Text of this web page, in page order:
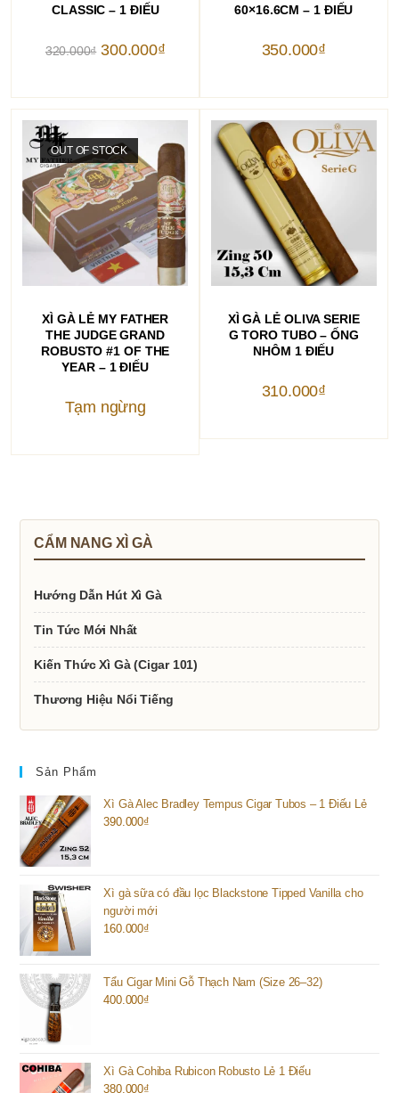
CLASSIC – 1 ĐIẾU
320.000₫ Giá
gốc
300.000₫Giá
300.000₫.
60×16.6CM – 1 ĐIẾU
350.000₫
OUT OF STOCK
ĐỌC TIẾP
XÌ GÀ LẺ MY FATHER
THE JUDGE GRAND
ROBUSTO #1 OF THE
YEAR – 1 ĐIẾU
Tạm ngừng
THÊM VÀO GIỎ HÀNG
XÌ GÀ LẺ OLIVA SERIE
G TORO TUBO – ỐNG
NHÔM 1 ĐIẾU
310.000₫
CẨM NANG XÌ GÀ
Hướng Dẫn Hút Xì Gà
Tin Tức Mới Nhất
Kiến Thức Xì Gà (Cigar 101)
Thương Hiệu Nổi Tiếng
Sản Phẩm
Xì Gà Alec Bradley Tempus Cigar Tubos – 1 Điếu Lẻ
390.000₫
Xì gà sữa có đầu lọc Blackstone Tipped Vanilla cho
người mới
160.000₫
Tẩu Cigar Mini Gỗ Thạch Nam (Size 26–32)
400.000₫
Xì Gà Cohiba Rubicon Robusto Lẻ 1 Điếu
380.000₫